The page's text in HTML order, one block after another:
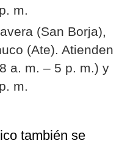
m.
(San Borja),
(Ate). Atienden
a. m. – 5 p. m.) y
m.
también se